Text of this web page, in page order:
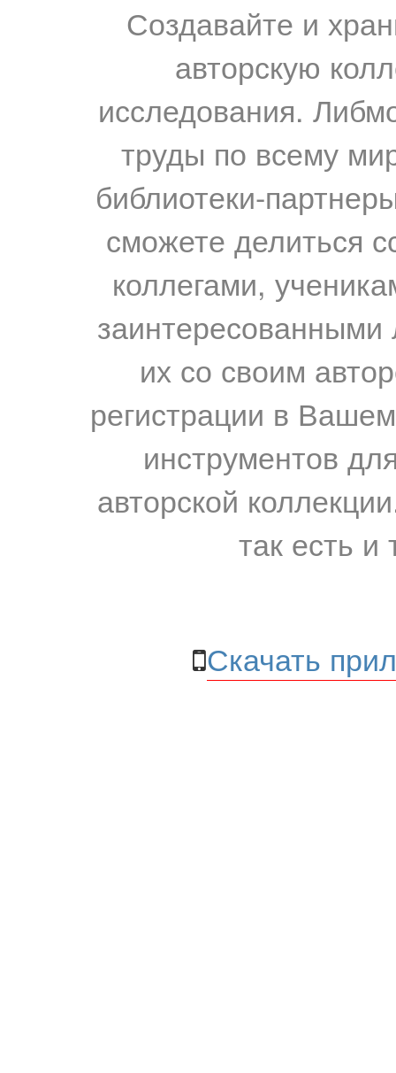
Создавайте и
авторскую
исследования.
труды по всему
библиотеки-
сможете делиться
коллегами,
их со своим
регистрации в
инструментов
авторской
так есть и
Скачать